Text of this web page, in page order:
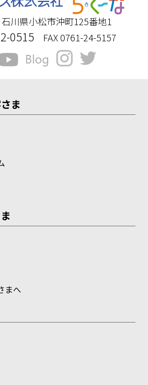
川県小松市沖町125番地1
0515 FAX 0761-24-5157
ま
まへ